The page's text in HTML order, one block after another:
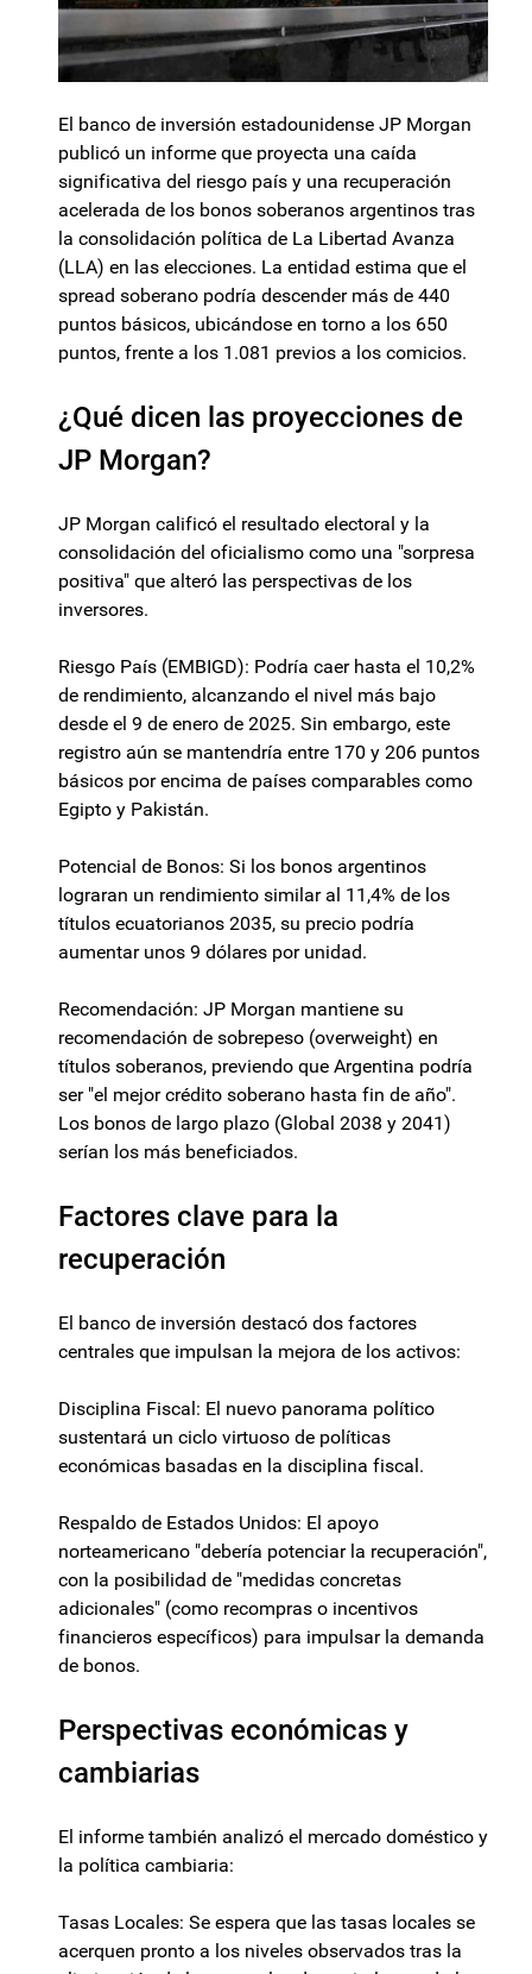
El banco de inversión estadounidense JP Morgan
publicó un informe que proyecta una caída
significativa del riesgo país y una recuperación
acelerada de los bonos soberanos argentinos tras
la consolidación política de La Libertad Avanza
(LLA) en las elecciones. La entidad estima que el
spread soberano podría descender más de 440
puntos básicos, ubicándose en torno a los 650
puntos, frente a los 1.081 previos a los comicios.
¿Qué dicen las proyecciones de
JP Morgan?
JP Morgan calificó el resultado electoral y la
consolidación del oficialismo como una "sorpresa
positiva" que alteró las perspectivas de los
inversores.
Riesgo País (EMBIGD): Podría caer hasta el 10,2%
de rendimiento, alcanzando el nivel más bajo
desde el 9 de enero de 2025. Sin embargo, este
registro aún se mantendría entre 170 y 206 puntos
básicos por encima de países comparables como
Egipto y Pakistán.
Potencial de Bonos: Si los bonos argentinos
lograran un rendimiento similar al 11,4% de los
títulos ecuatorianos 2035, su precio podría
aumentar unos 9 dólares por unidad.
Recomendación: JP Morgan mantiene su
recomendación de sobrepeso (overweight) en
títulos soberanos, previendo que Argentina podría
ser "el mejor crédito soberano hasta fin de año".
Los bonos de largo plazo (Global 2038 y 2041)
serían los más beneficiados.
Factores clave para la
recuperación
El banco de inversión destacó dos factores
centrales que impulsan la mejora de los activos:
Disciplina Fiscal: El nuevo panorama político
sustentará un ciclo virtuoso de políticas
económicas basadas en la disciplina fiscal.
Respaldo de Estados Unidos: El apoyo
norteamericano "debería potenciar la recuperación",
con la posibilidad de "medidas concretas
adicionales" (como recompras o incentivos
financieros específicos) para impulsar la demanda
de bonos.
Perspectivas económicas y
cambiarias
El informe también analizó el mercado doméstico y
la política cambiaria:
Tasas Locales: Se espera que las tasas locales se
acerquen pronto a los niveles observados tras la